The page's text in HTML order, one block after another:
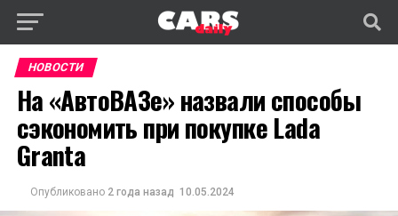
НОВОСТИ
На «АвтоВАЗе» назвали способы
сэкономить при покупке Lada
Granta
Опубликовано 2 года назад 10.05.2024